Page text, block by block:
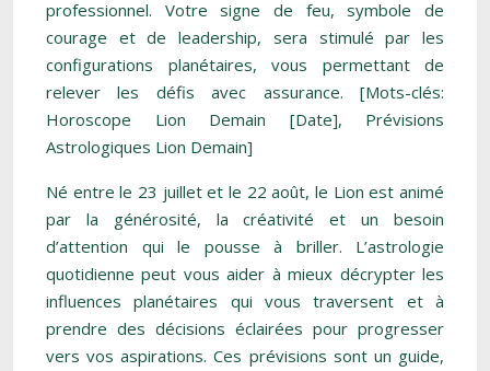
professionnel. Votre signe de feu, symbole de
courage et de leadership, sera stimulé par les
configurations planétaires, vous permettant de
relever les défis avec assurance. [Mots-clés:
Horoscope Lion Demain [Date], Prévisions
Astrologiques Lion Demain]
Né entre le 23 juillet et le 22 août, le Lion est animé
par la générosité, la créativité et un besoin
d’attention qui le pousse à briller. L’astrologie
quotidienne peut vous aider à mieux décrypter les
influences planétaires qui vous traversent et à
prendre des décisions éclairées pour progresser
vers vos aspirations. Ces prévisions sont un guide,